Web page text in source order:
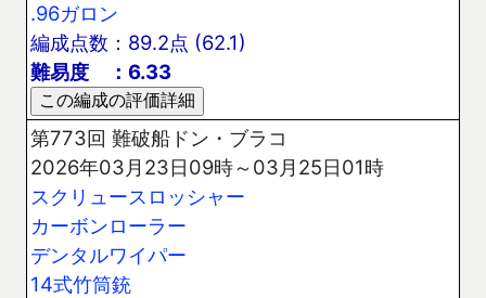
.96ガロン
編成点数：89.2点 (62.1)
難易度 ：6.33
第773回 難破船ドン・ブラコ
2026年03月23日09時～03月25日01時
スクリュースロッシャー
カーボンローラー
デンタルワイパー
14式竹筒銃